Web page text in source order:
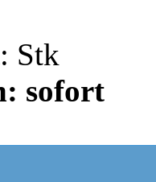
Stk
sofort